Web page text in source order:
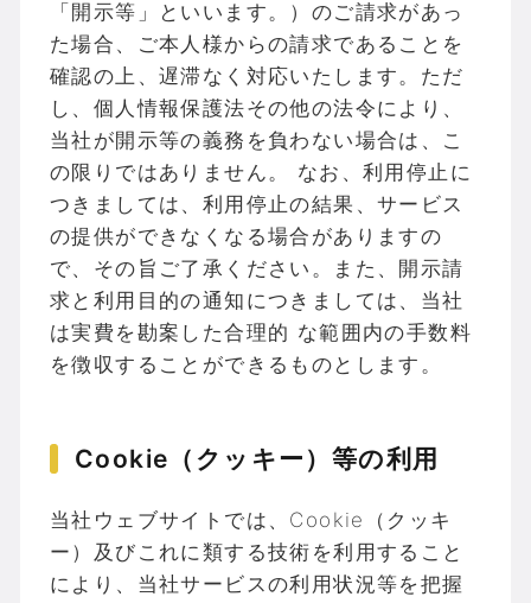
「開示等」といいます。）のご請求があっ
た場合、ご本人様からの請求であることを
確認の上、遅滞なく対応いたします。ただ
し、個人情報保護法その他の法令により、
当社が開示等の義務を負わない場合は、こ
の限りではありません。 なお、利用停止に
つきましては、利用停止の結果、サービス
の提供ができなくなる場合がありますの
で、その旨ご了承ください。また、開示請
求と利用目的の通知につきましては、当社
は実費を勘案した合理的 な範囲内の手数料
を徴収することができるものとします。
Cookie（クッキー）等の利用
当社ウェブサイトでは、Cookie（クッキ
ー）及びこれに類する技術を利用すること
により、当社サービスの利用状況等を把握